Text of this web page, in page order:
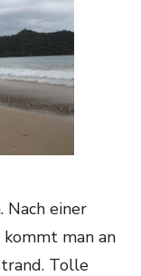
Nach einer
man an
Tolle